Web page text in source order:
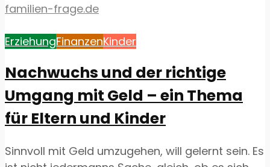
familien-frage.de
ErziehungFinanzenKinder
Nachwuchs und der richtige
Umgang mit Geld – ein Thema
für Eltern und Kinder
Sinnvoll mit Geld umzugehen, will gelernt sein. Es